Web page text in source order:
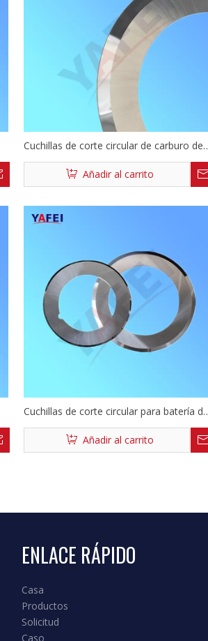
Cuchillas de corte circular de carburo de
tungsteno
Añadir al carrito
Cuchillas de corte circular para batería de
litio
Añadir al carrito
ENLACE RÁPIDO
Casa
Productos
Solicitud
Caso